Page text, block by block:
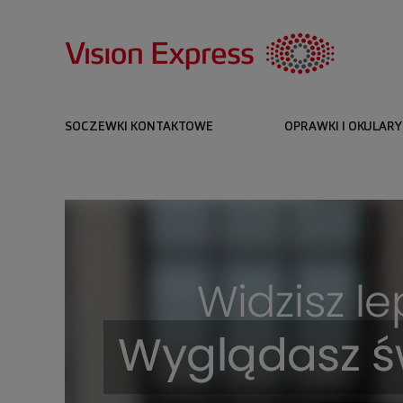
SOCZEWKI KONTAKTOWE OPRAWKI I